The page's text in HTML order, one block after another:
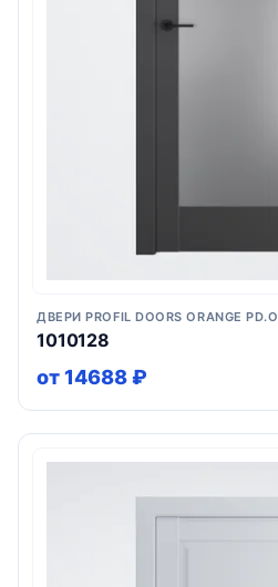
ДВЕРИ PROFIL DOORS ORANGE PD.O
1010128
от 14688 ₽